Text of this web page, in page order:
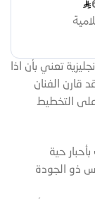
تعني بأن اذا
قارن الفنان
على التخطيط
حية
ذو الجودة